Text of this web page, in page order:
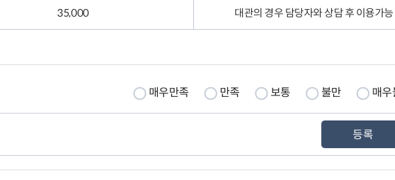
35,000 대관의 경우 담당자와 상담 후 이용가능
매우만족 만족 보통 불만
매